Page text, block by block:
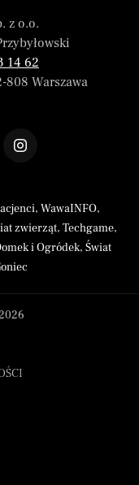
z o.o.
14 62
Warszawa
, WawaINFO,
zwierząt, Techgame,
i Ogródek, Świat